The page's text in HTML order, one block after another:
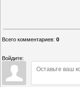
Всего комментариев: 0
Войдите: